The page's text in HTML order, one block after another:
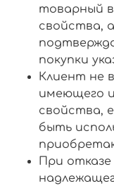
товарный
свойства,
покупки
Клиент не
имеющего
свойства,
быть
При